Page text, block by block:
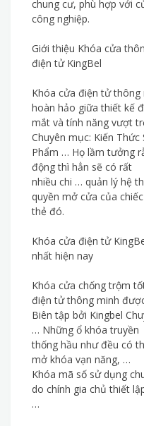
chung cư, phù hợp với
công nghiệp.
Giới thiệu Khóa cửa
điện tử KingBel
Khóa cửa điện tử thông
hoàn hảo giữa thiết kế
mắt và tính năng vượt
Chuyên mục: Kiến Thức
Phẩm … Họ lầm tưởng
động thì hẳn sẽ có rất
nhiều chi … quản lý hệ
quyền mở cửa của chiếc
thẻ đó.
Khóa cửa điện tử
nhất hiện nay
Khóa cửa chống trộm
điện tử thông minh
Biên tập bởi Kingbel
… Những ổ khóa truyền
thống hầu như đều có
mở khóa vạn năng, …
Khóa mã số sử dụng
do chính gia chủ thiết
…